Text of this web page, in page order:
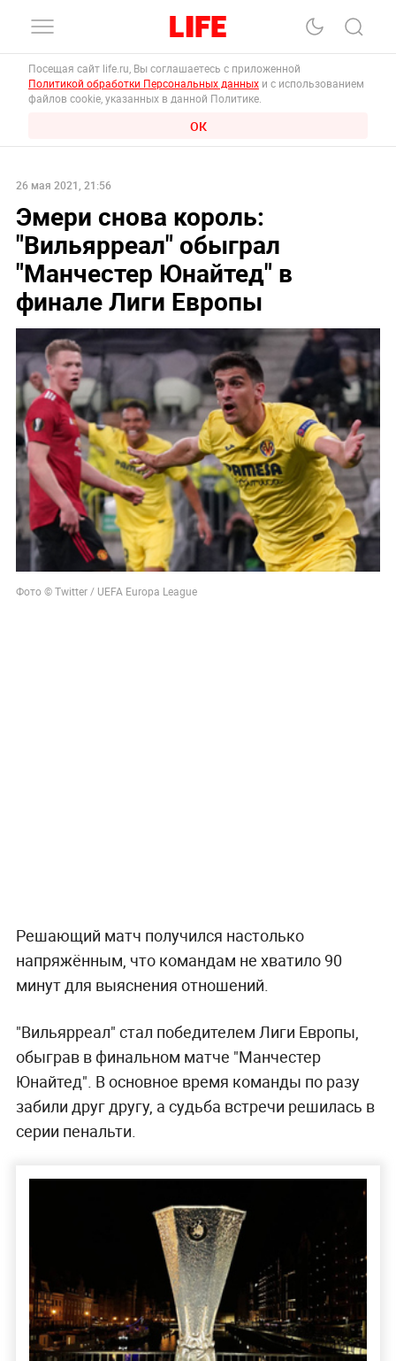
Посещая сайт life.ru, Вы соглашаетесь с приложенной
Политикой обработки Персональных данных и с использованием
файлов cookie, указанных в данной Политике.
ОК
26 мая 2021, 21:56
Эмери снова король:
"Вильярреал" обыграл
"Манчестер Юнайтед" в
финале Лиги Европы
Фото © Twitter / UEFA Europa League
Решающий матч получился настолько
напряжённым, что командам не хватило 90
минут для выяснения отношений.
"Вильярреал" стал победителем Лиги Европы,
обыграв в финальном матче "Манчестер
Юнайтед". В основное время команды по разу
забили друг другу, а судьба встречи решилась в
серии пенальти.